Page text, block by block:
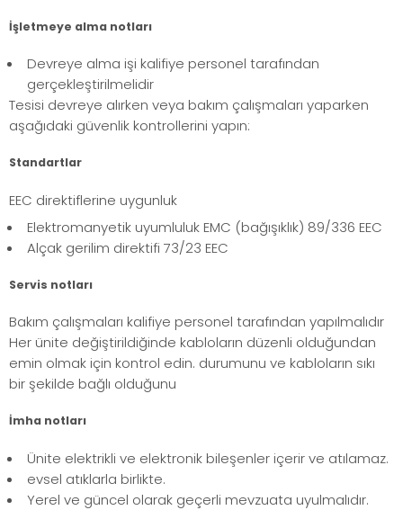
İşletmeye alma notları
Devreye alma işi kalifiye personel tarafından
gerçekleştirilmelidir
Tesisi devreye alırken veya bakım çalışmaları yaparken
aşağıdaki güvenlik kontrollerini yapın:
Standartlar
EEC direktiflerine uygunluk
Elektromanyetik uyumluluk EMC (bağışıklık) 89/336 EEC
Alçak gerilim direktifi 73/23 EEC
Servis notları
Bakım çalışmaları kalifiye personel tarafından yapılmalıdır
Her ünite değiştirildiğinde kabloların düzenli olduğundan
emin olmak için kontrol edin. durumunu ve kabloların sıkı
bir şekilde bağlı olduğunu
İmha notları
Ünite elektrikli ve elektronik bileşenler içerir ve atılamaz.
evsel atıklarla birlikte.
Yerel ve güncel olarak geçerli mevzuata uyulmalıdır.